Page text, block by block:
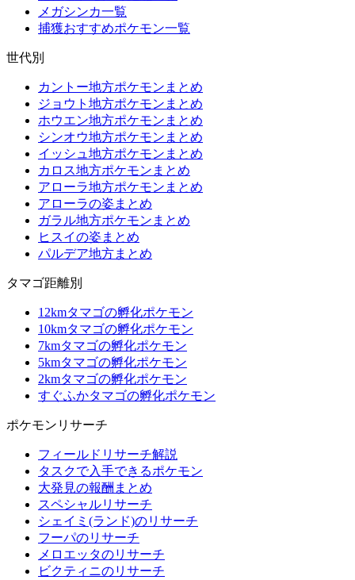
メガシンカ一覧
捕獲おすすめポケモン一覧
世代別
カントー地方ポケモンまとめ
ジョウト地方ポケモンまとめ
ホウエン地方ポケモンまとめ
シンオウ地方ポケモンまとめ
イッシュ地方ポケモンまとめ
カロス地方ポケモンまとめ
アローラ地方ポケモンまとめ
アローラの姿まとめ
ガラル地方ポケモンまとめ
ヒスイの姿まとめ
パルデア地方まとめ
タマゴ距離別
12kmタマゴの孵化ポケモン
10kmタマゴの孵化ポケモン
7kmタマゴの孵化ポケモン
5kmタマゴの孵化ポケモン
2kmタマゴの孵化ポケモン
すぐふかタマゴの孵化ポケモン
ポケモンリサーチ
フィールドリサーチ解説
タスクで入手できるポケモン
大発見の報酬まとめ
スペシャルリサーチ
シェイミ(ランド)のリサーチ
フーパのリサーチ
メロエッタのリサーチ
ビクティニのリサーチ